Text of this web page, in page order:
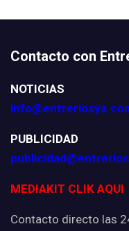
Contacto con
NOTICIAS
PUBLICIDAD
MEDIAKIT CLIK AQUI
Contacto directo las